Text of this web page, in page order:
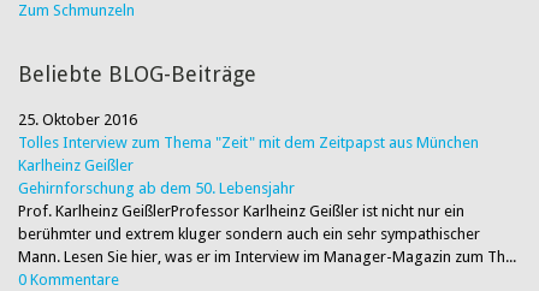
Zum Schmunzeln
Beliebte BLOG-Beiträge
25. Oktober 2016
Tolles Interview zum Thema "Zeit" mit dem Zeitpapst aus München
Karlheinz Geißler
Gehirnforschung ab dem 50. Lebensjahr
Prof. Karlheinz GeißlerProfessor Karlheinz Geißler ist nicht nur ein
berühmter und extrem kluger sondern auch ein sehr sympathischer
Mann. Lesen Sie hier, was er im Interview im Manager-Magazin zum Th...
0 Kommentare